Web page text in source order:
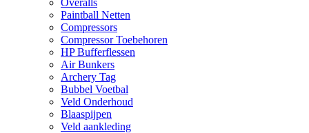
Overalls
Paintball Netten
Compressors
Compressor Toebehoren
HP Bufferflessen
Air Bunkers
Archery Tag
Bubbel Voetbal
Veld Onderhoud
Blaaspijpen
Veld aankleding